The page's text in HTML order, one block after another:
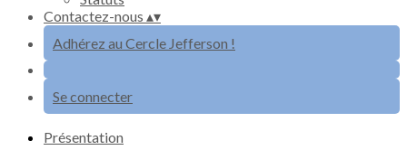
Contactez-nous ▴▾
Adhérez au Cercle Jefferson !
Se connecter
Présentation